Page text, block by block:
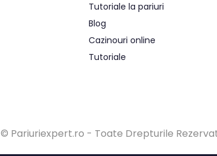
Tutoriale la pariuri
Blog
Cazinouri online
Tutoriale
© Pariuriexpert.ro - Toate Drepturile